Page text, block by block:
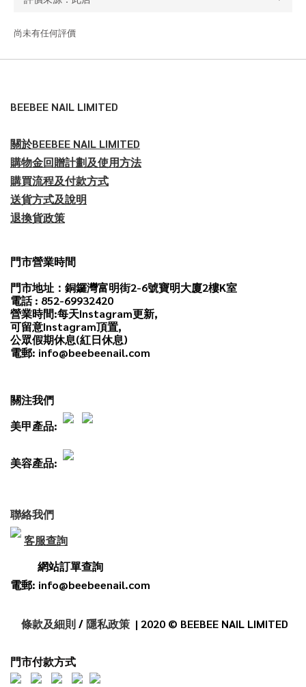
尚未有任何評價
BEEBEE NAIL LIMITED
關於BEEBEE NAIL LIMITED
購物金回贈計劃及使用方法
購買流程及付款方式
送貨方式及說明
退換貨政策
門市營業時間
門市地址：銅鑼灣富明街2-6號寶明大廈2樓K室
電話 : 852-69932420
營業時間:每天Instagram更新,
可留意Instagram頂置,
公眾假期休息(紅日休息)
電郵: info@beebeenail.com
關注我們
美甲產品:
美容產品:
聯絡我們
客服查詢
網站訂單查詢
電郵: info@beebeenail.com
條款及細則/隱私政策 | 2020 © BEEBEE NAIL LIMITED
門市付款方式